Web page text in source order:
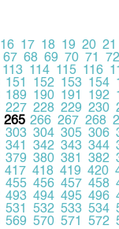
16 17 18 19 20 21
67 68 69 70 71 72
113 114 115 116
151 152 153 154
189 190 191 192
227 228 229 230
265 266 267 268
303 304 305 306
341 342 343 344
379 380 381 382
417 418 419 420
455 456 457 458
493 494 495 496
531 532 533 534
569 570 571 572